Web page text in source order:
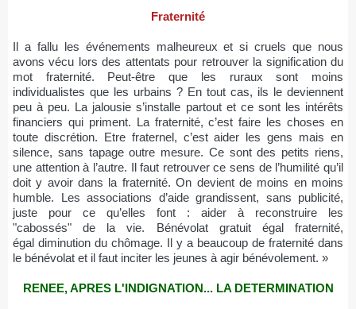
Fraternité
Il a fallu les événements malheureux et si cruels que nous
avons vécu lors des attentats pour retrouver la signification du
mot fraternité. Peut-être que les ruraux sont moins
individualistes que les urbains ? En tout cas, ils le deviennent
peu à peu. La jalousie s’installe partout et ce sont les intérêts
financiers qui priment. La fraternité, c’est faire les choses en
toute discrétion. Etre fraternel, c’est aider les gens mais en
silence, sans tapage outre mesure. Ce sont des petits riens,
une attention à l’autre. Il faut retrouver ce sens de l’humilité qu’il
doit y avoir dans la fraternité. On devient de moins en moins
humble. Les associations d’aide grandissent, sans publicité,
juste pour ce qu’elles font : aider à reconstruire les
"cabossés" de la vie. Bénévolat gratuit égal fraternité,
égal diminution du chômage. Il y a beaucoup de fraternité dans
le bénévolat et il faut inciter les jeunes à agir bénévolement. »
RENEE, APRES L'INDIGNATION... LA DETERMINATION